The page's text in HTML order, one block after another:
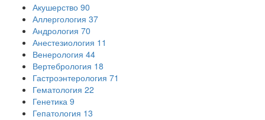
Акушерство 90
Аллергология 37
Андрология 70
Анестезиология 11
Венерология 44
Вертебрология 18
Гастроэнтерология 71
Гематология 22
Генетика 9
Гепатология 13